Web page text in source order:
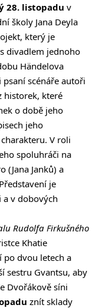
28. listopadu v
školy Jana Deyla
který je
divadlem jednoho
Händelova
scénáře autoři
historek, které
o době jeho
jeho
V roli
spoluhráči na
(Jana Janků) a
je
a v dobových
Rudolfa Firkušného
Khatie
po dvou letech a
sestru Gvantsu, aby
Dvořákově síni
znít sklady